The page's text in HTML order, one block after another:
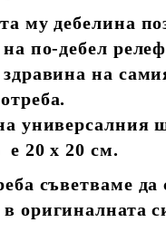
му дебелина
по-дебел
на
универсалния
20 х 20 см.
съветваме да
оригиналната